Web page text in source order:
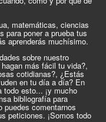
matemáticas, ciencias
para poner a prueba tus
aprenderás muchísimo.
sobre nuestro
más fácil tu vida?,
cotidianas?, ¿Estás
en tu día a día? En
todo esto... ¡y mucho
bibliografía para
puedes comentarnos
peticiones. ¡Somos todo